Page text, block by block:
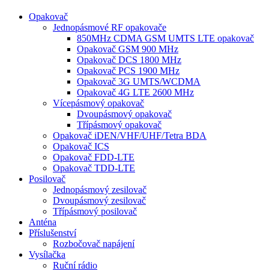
Opakovač
Jednopásmové RF opakovače
850MHz CDMA GSM UMTS LTE opakovač
Opakovač GSM 900 MHz
Opakovač DCS 1800 MHz
Opakovač PCS 1900 MHz
Opakovač 3G UMTS/WCDMA
Opakovač 4G LTE 2600 MHz
Vícepásmový opakovač
Dvoupásmový opakovač
Třípásmový opakovač
Opakovač iDEN/VHF/UHF/Tetra BDA
Opakovač ICS
Opakovač FDD-LTE
Opakovač TDD-LTE
Posilovač
Jednopásmový zesilovač
Dvoupásmový zesilovač
Třípásmový posilovač
Anténa
Příslušenství
Rozbočovač napájení
Vysílačka
Ruční rádio